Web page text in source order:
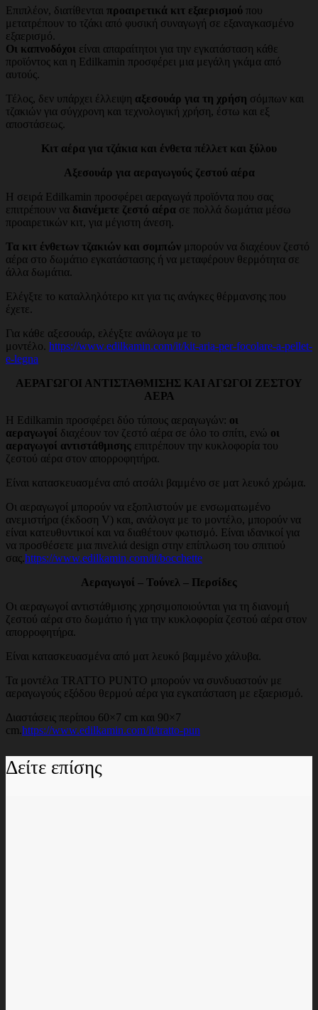
Επιπλέον, διατίθενται προαιρετικά κιτ εξαερισμού που
μετατρέπουν το τζάκι από φυσική συναγωγή σε εξαναγκασμένο
εξαερισμό.
Οι καπνοδόχοι είναι απαραίτητοι για την εγκατάσταση κάθε
προϊόντος και η Edilkamin προσφέρει μια μεγάλη γκάμα από
αυτούς.
Τέλος, δεν υπάρχει έλλειψη αξεσουάρ για τη χρήση σόμπων και
τζακιών για σύγχρονη και τεχνολογική χρήση, έστω και εξ
αποστάσεως.
Κιτ αέρα για τζάκια και ένθετα πέλλετ και ξύλου
Αξεσουάρ για αεραγωγούς ζεστού αέρα
Η σειρά Edilkamin προσφέρει αεραγωγά προϊόντα που σας
επιτρέπουν να διανέμετε ζεστό αέρα σε πολλά δωμάτια μέσω
προαιρετικών κιτ, για μέγιστη άνεση.
Τα κιτ ένθετων τζακιών και σομπών μπορούν να διαχέουν ζεστό
αέρα στο δωμάτιο εγκατάστασης ή να μεταφέρουν θερμότητα σε
άλλα δωμάτια.
Ελέγξτε το καταλληλότερο κιτ για τις ανάγκες θέρμανσης που
έχετε.
Για κάθε αξεσουάρ, ελέγξτε ανάλογα με το
μοντέλο. https://www.edilkamin.com/it/kit-aria-per-focolare-a-pellet-
e-legna
ΑΕΡΑΓΩΓΟΙ ΑΝΤΙΣΤΑΘΜΙΣΗΣ ΚΑΙ ΑΓΩΓΟΙ ΖΕΣΤΟΥ
ΑΕΡΑ
Η Edilkamin προσφέρει δύο τύπους αεραγωγών: οι
αεραγωγοί διαχέουν τον ζεστό αέρα σε όλο το σπίτι, ενώ οι
αεραγωγοί αντιστάθμισης επιτρέπουν την κυκλοφορία του
ζεστού αέρα στον απορροφητήρα.
Είναι κατασκευασμένα από ατσάλι βαμμένο σε ματ λευκό χρώμα.
Οι αεραγωγοί μπορούν να εξοπλιστούν με ενσωματωμένο
ανεμιστήρα (έκδοση V) και, ανάλογα με το μοντέλο, μπορούν να
είναι κατευθυντικοί και να διαθέτουν φωτισμό. Είναι ιδανικοί για
να προσθέσετε μια πινελιά design στην επίπλωση του σπιτιού
σας.https://www.edilkamin.com/it/bocchette
Αεραγωγοί – Τούνελ – Περσίδες
Οι αεραγωγοί αντιστάθμισης χρησιμοποιούνται για τη διανομή
ζεστού αέρα στο δωμάτιο ή για την κυκλοφορία ζεστού αέρα στον
απορροφητήρα.
Είναι κατασκευασμένα από ματ λευκό βαμμένο χάλυβα.
Τα μοντέλα TRATTO PUNTO μπορούν να συνδυαστούν με
αεραγωγούς εξόδου θερμού αέρα για εγκατάσταση με εξαερισμό.
Διαστάσεις περίπου 60×7 cm και 90×7
cm.https://www.edilkamin.com/it/tratto-pun
Δείτε επίσης